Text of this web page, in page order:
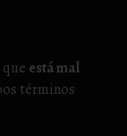
está mal
términos